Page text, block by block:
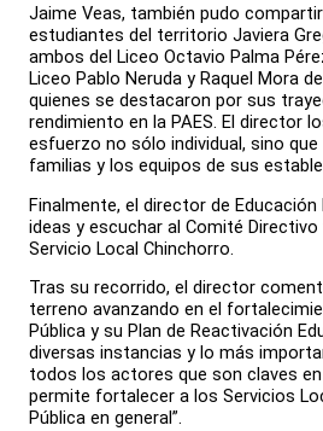
Jaime Veas, también pudo
estudiantes del territorio Javiera
ambos del Liceo Octavio Palma
Liceo Pablo Neruda y Raquel Mora
quienes se destacaron por sus
rendimiento en la PAES. El director
esfuerzo no sólo individual, sino
familias y los equipos de sus
Finalmente, el director de
ideas y escuchar al Comité Directivo
Servicio Local Chinchorro.
Tras su recorrido, el director
terreno avanzando en el
Pública y su Plan de Reactivación
diversas instancias y lo más
todos los actores que son claves
permite fortalecer a los Servicios
Pública en general”.